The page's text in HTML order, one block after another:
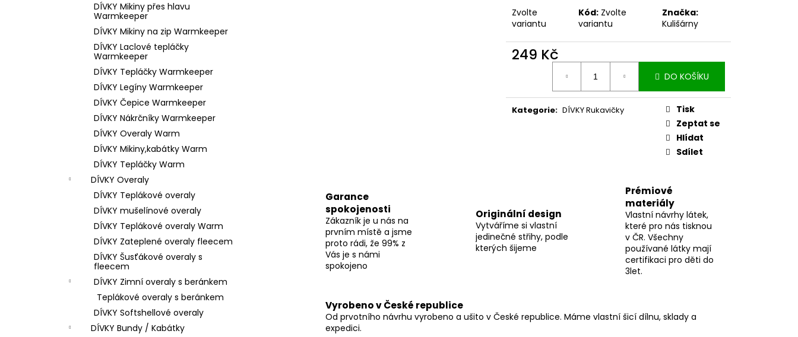
DÍVKY Mikiny přes hlavu
Warmkeeper
DÍVKY Mikiny na zip Warmkeeper
DÍVKY Laclové tepláčky
Warmkeeper
DÍVKY Tepláčky Warmkeeper
DÍVKY Legíny Warmkeeper
DÍVKY Čepice Warmkeeper
DÍVKY Nákrčníky Warmkeeper
DÍVKY Overaly Warm
DÍVKY Mikiny,kabátky Warm
DÍVKY Tepláčky Warm
DÍVKY Overaly
DÍVKY Teplákové overaly
DÍVKY mušelínové overaly
DÍVKY Teplákové overaly Warm
DÍVKY Zateplené overaly fleecem
DÍVKY Šusťákové overaly s
fleecem
DÍVKY Zimní overaly s beránkem
Teplákové overaly s beránkem
DÍVKY Softshellové overaly
DÍVKY Bundy / Kabátky
Zvolte
variantu
Kód: Zvolte
variantu
Značka:
Kulišárny
249 Kč
DO KOŠÍKU
Kategorie: DÍVKY Rukavičky
Tisk
Zeptat se
Hlídat
Sdílet
Garance
spokojenosti
Zákazník je u nás na
prvním místě a jsme
proto rádi, že 99% z
Vás je s námi
spokojeno
Originální design
Vytváříme si vlastní
jedinečné střihy, podle
kterých šijeme
Prémiové
materiály
Vlastní návrhy látek,
které pro nás tisknou
v ČR. Všechny
používané látky mají
certifikaci pro děti do
3let.
Vyrobeno v České republice
Od prvotního návrhu vyrobeno a ušito v České republice. Máme vlastní šicí dílnu, sklady a
expedici.